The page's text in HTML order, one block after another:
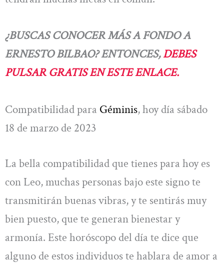
¿BUSCAS CONOCER MÁS A FONDO A
ERNESTO BILBAO? ENTONCES,DEBES
PULSAR GRATIS EN ESTE ENLACE.
Compatibilidad para Géminis, hoy día sábado
18 de marzo de 2023
La bella compatibilidad que tienes para hoy es
con Leo, muchas personas bajo este signo te
transmitirán buenas vibras, y te sentirás muy
bien puesto, que te generan bienestar y
armonía. Este horóscopo del día te dice que
alguno de estos individuos te hablara de amor a